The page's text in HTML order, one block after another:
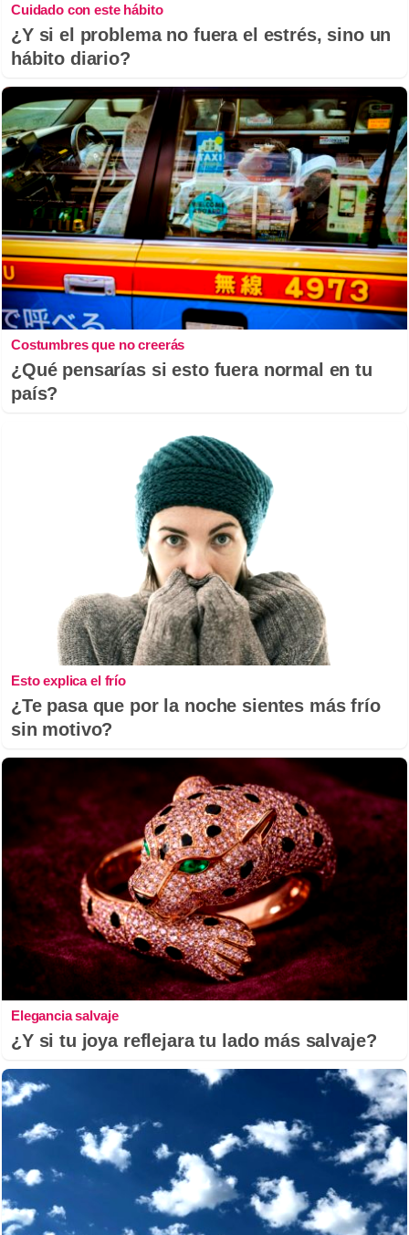
Cuidado con este hábito
¿Y si el problema no fuera el estrés, sino un
hábito diario?
Costumbres que no creerás
¿Qué pensarías si esto fuera normal en tu
país?
Esto explica el frío
¿Te pasa que por la noche sientes más frío
sin motivo?
Elegancia salvaje
¿Y si tu joya reflejara tu lado más salvaje?